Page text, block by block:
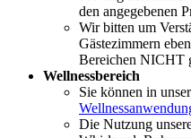
den angegebenen
Wir bitten um
Gästezimmern
Bereichen NICHT
Wellnessbereich
Sie können in
Die Nutzung